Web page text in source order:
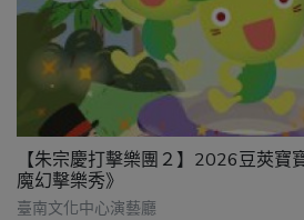
【朱宗慶打擊樂團２】2026豆莢寶
魔幻擊樂秀》
臺南文化中心演藝廳